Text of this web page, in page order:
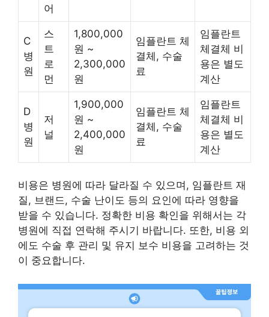
어
C
병
원
스
트
로
먼
1,800,000
원 ~
2,300,000
원
임플란트 체
결체, 수술
료
임플란트
체결체 비
용은 별도
계산
D
병
원
저
널
1,900,000
원 ~
2,400,000
원
임플란트 체
결체, 수술
료
임플란트
체결체 비
용은 별도
계산
비용은 병원에 따라 달라질 수 있으며, 임플란트 재
질, 브랜드, 수술 난이도 등의 요인에 따라 영향을
받을 수 있습니다. 정확한 비용 확인을 위해서는 각
병원에 직접 연락해 주시기 바랍니다. 또한, 비용 외
에도 수술 후 관리 및 유지 보수 비용을 고려하는 것
이 중요합니다.